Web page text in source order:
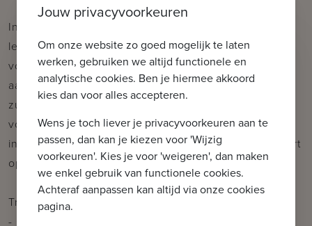
Indeling appartement 2.1: inkom in ruime en lichtrijke
leefruimte met eetruimte, living en open keuken
voorzien van alle nodige installaties - berging
aanpalend aan de open keuken met wasplaats -
zuidgericht terras van 9,70m² - nachthal met toilet - 2
volwaardige slaapkamers - badkamer met
inloopdouche en dubbele lavabo - staanplaats/carport
op de private bovengrondse parking.
Troeven:
- Centrale, maar rustige ligging in hartje Oostkamp
Jouw privacyvoorkeuren
Om onze website zo goed mogelijk te laten
werken, gebruiken we altijd functionele en
analytische cookies. Ben je hiermee akkoord
kies dan voor alles accepteren.
Wens je toch liever je privacyvoorkeuren aan te
passen, dan kan je kiezen voor 'Wijzig
voorkeuren'. Kies je voor 'weigeren', dan maken
we enkel gebruik van functionele cookies.
Achteraf aanpassen kan altijd via onze cookies
pagina.